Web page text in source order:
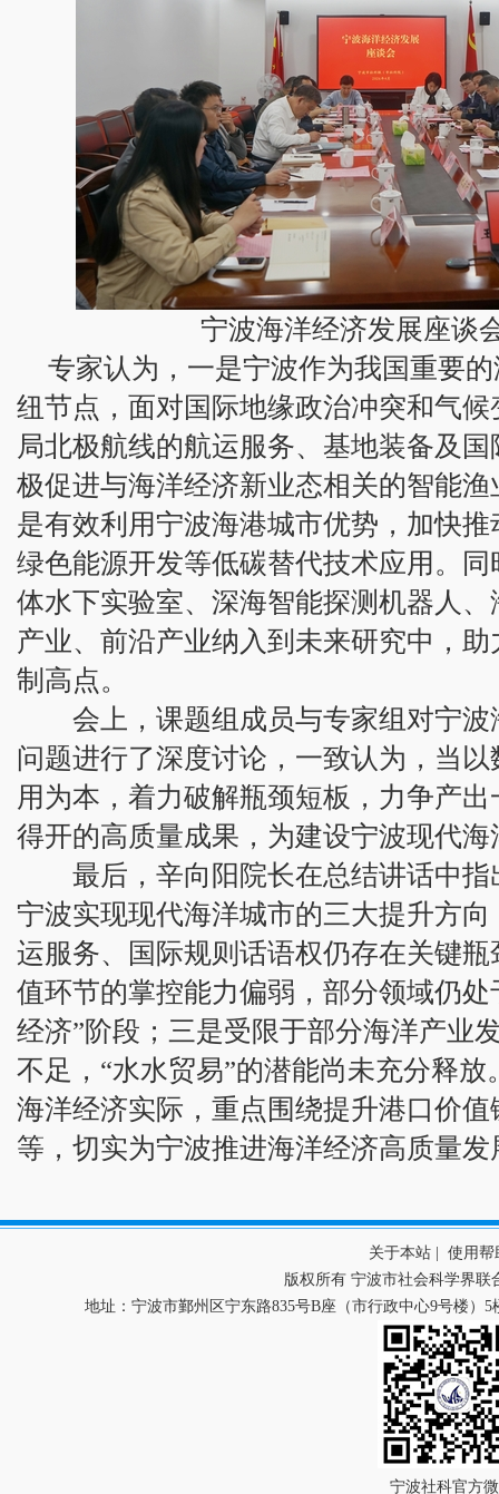
宁波海洋经济发展座谈
专家认为，一是宁波作为我国重要
纽节点，面对国际地缘政治冲突和气
局北极航线的航运服务、基地装备及
极促进与海洋经济新业态相关的智能
是有效利用宁波海港城市优势，加快
绿色能源开发等低碳替代技术应用。
体水下实验室、深海智能探测机器人
产业、前沿产业纳入到未来研究中，
制高点。
会上，课题组成员与专家组对宁波
问题进行了深度讨论，一致认为，当
用为本，着力破解瓶颈短板，力争产
得开的高质量成果，为建设宁波现代
最后，辛向阳院长在总结讲话中指
宁波实现现代海洋城市的三大提升方
运服务、国际规则话语权仍存在关键
值环节的掌控能力偏弱，部分领域仍处
经济”阶段；三是受限于部分海洋产业
不足，“水水贸易”的潜能尚未充分释
海洋经济实际，重点围绕提升港口价
等，切实为宁波推进海洋经济高质量
关于本站
使用帮
版权所有 宁波市社会科学界
地址：宁波市鄞州区宁东路835号B座（市行政中心9号楼）5
宁波社科官方